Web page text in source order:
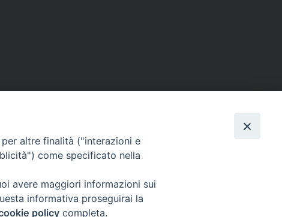
altre finalità ("interazioni e
come specificato nella
avere maggiori informazioni sui
informativa proseguirai la
policy completa.